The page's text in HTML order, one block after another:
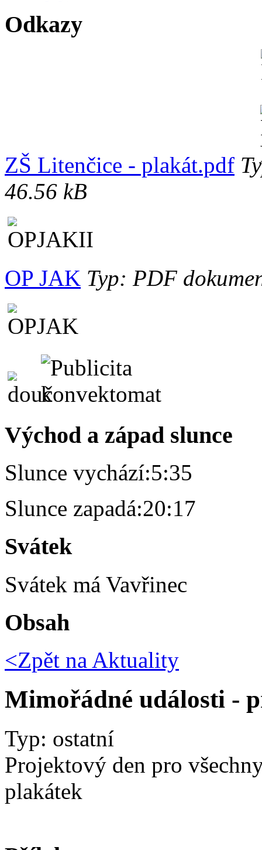
Odkazy
ZŠ Litenčice - plakát.pdf
46.56 kB
OP JAK Typ: PDF
Východ a západ slunce
Slunce vychází:5:35
Slunce zapadá:20:17
Svátek
Svátek má Vavřinec
Obsah
<Zpět na Aktuality
Mimořádné události -
Typ: ostatní
Projektový den pro
plakátek